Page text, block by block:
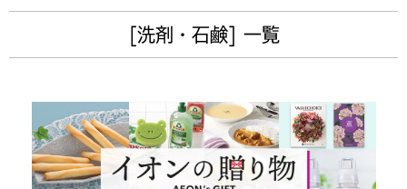
[洗剤・石鹸] 一覧